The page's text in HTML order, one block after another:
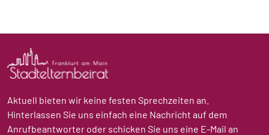
Aktuell bieten wir keine festen Sprechzeiten an.
Hinterlassen Sie uns einfach eine Nachricht auf dem
Anrufbeantworter oder schicken Sie uns eine E-Mail an